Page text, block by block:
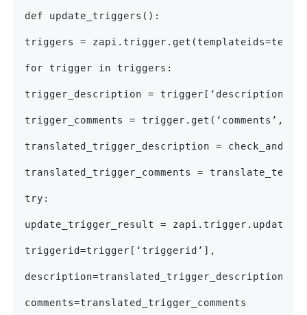
def update_triggers():
triggers =
for trigger in triggers:
trigger_description = trigger[‘description’]
trigger_comments = trigger.get(‘comments’, ‘No
translated_trigger_description =
translated_trigger_comments =
try:
update_trigger_result = zapi.trigger.update(
triggerid=trigger[‘triggerid’],
description=translated_trigger_description,
comments=translated_trigger_comments